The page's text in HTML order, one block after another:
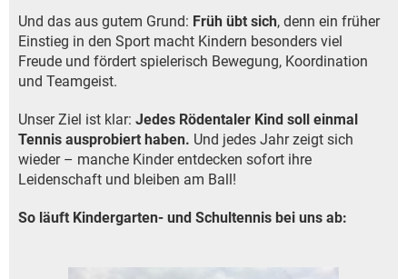
Und das aus gutem Grund: Früh übt sich, denn ein früher
Einstieg in den Sport macht Kindern besonders viel
Freude und fördert spielerisch Bewegung, Koordination
und Teamgeist.
Unser Ziel ist klar: Jedes Rödentaler Kind soll einmal
Tennis ausprobiert haben. Und jedes Jahr zeigt sich
wieder – manche Kinder entdecken sofort ihre
Leidenschaft und bleiben am Ball!
So läuft Kindergarten- und Schultennis bei uns ab: